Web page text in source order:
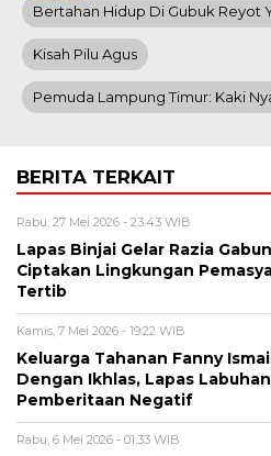
Bertahan Hidup Di Gubuk Reyot
Kisah Pilu Agus
Pemuda Lampung Timur: Kaki
BERITA TERKAIT
Rabu, 27 Mei 2026 - 23:43 WIB
Lapas Binjai Gelar Razia
Ciptakan Lingkungan
Tertib
Kamis, 7 Mei 2026 - 19:22 WIB
Keluarga Tahanan Fanny
Dengan Ikhlas, Lapas
Pemberitaan Negatif
Rabu, 6 Mei 2026 - 01:33 WIB